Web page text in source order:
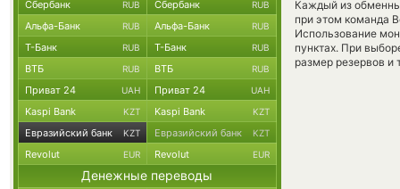
Каждый из
при этом команда
Использование
пунктах. При
размер резервов и
Сбербанк RUB Сбербанк RUB
Альфа-Банк RUB Альфа-Банк RUB
Т-Банк RUB Т-Банк RUB
ВТБ RUB ВТБ RUB
Приват 24 UAH Приват 24 UAH
Kaspi Bank KZT Kaspi Bank KZT
Евразийский банк KZT Евразийский банк KZT
Revolut EUR Revolut EUR
Денежные переводы